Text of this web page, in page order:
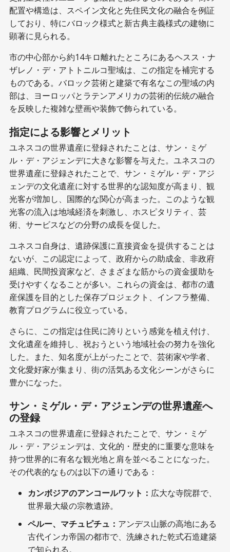
配置や構造は、スペイン文化と先住民文化の融合を例証
しており、特にバロック様式と新古典主義様式の建物に
顕著に見られる。
市の中心部から約14キロ離れたところにあるヘスス・ナ
ザレノ・デ・アトトニルコ聖域は、この指定を補完する
ものである。バロック芸術と建築で有名なこの聖域の内
部は、ヨーロッパとラテンアメリカの芸術的伝統の融合
を反映した複雑な壁画や装飾で飾られている。
指定による影響とメリット
ユネスコの世界遺産に登録されたことは、サン・ミゲ
ル・デ・アジェンデに大きな影響を与えた。ユネスコの
世界遺産に登録されたことで、サン・ミゲル・デ・アジ
ェンデの文化遺産に対する世界的な認知度が高まり、観
光客が増加し、国際的な関心が高まった。このような観
光客の流入は地域経済を刺激し、ホスピタリティ、芸
術、サービスなどの分野の成長を促した。
ユネスコ自身は、遺跡保護に直接資金を提供することは
ないが、この認定によって、政府からの助成金、非政府
組織、民間投資家など、さまざまな筋からの資金援助を
受けやすくなることが多い。これらの資金は、都市の遺
産保護を目的とした保存プロジェクト、インフラ整備、
教育プログラムに役立っている。
さらに、この指定は住民に誇りという感覚を植え付け、
文化遺産を維持し、祝おうという地域社会の努力を強化
した。また、知名度が上がったことで、芸術家や学者、
文化愛好家が集まり、街の活気ある文化シーンがさらに
豊かになった。
サン・ミゲル・デ・アジェンデの世界遺産へ
の登録
ユネスコの世界遺産に登録されたことで、サン・ミゲ
ル・デ・アジェンデは、文化的・歴史的に重要な意味を
持つ世界的に有名な観光地と肩を並べることになった。
その代表的なものは以下の通りである：
カンボジアのアンコールワット： 広大な寺院群で、
世界最大級の宗教遺跡。
ペルー、マチュピチュ： アンデス山脈の高地にある
古代インカ帝国の都市で、洗練された乾式石造建築
で知られる。